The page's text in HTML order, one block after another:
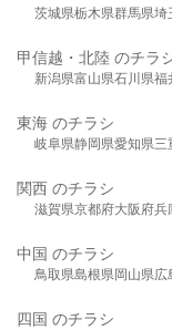
茨城県栃木県群馬県埼
甲信越・北陸 のチラ
新潟県富山県石川県福
東海 のチラシ
岐阜県静岡県愛知県三
関西 のチラシ
滋賀県京都府大阪府兵
中国 のチラシ
鳥取県島根県岡山県広
四国 のチラシ